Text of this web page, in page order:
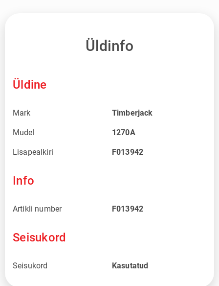
Üldinfo
Üldine
Mark Timberjack
Mudel 1270A
Lisapealkiri F013942
Info
Artikli number F013942
Seisukord
Seisukord Kasutatud